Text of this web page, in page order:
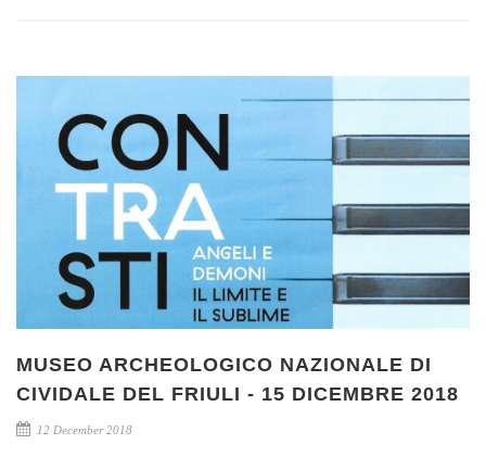
MUSEO ARCHEOLOGICO NAZIONALE DI
CIVIDALE DEL FRIULI - 15 DICEMBRE 2018
12 December 2018